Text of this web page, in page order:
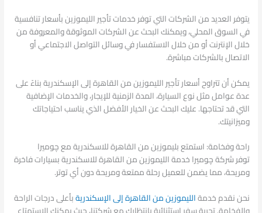
يتوفر العديد من الشركات التي توفر خدمات تأجير الليموزين بأسعار تنافسية
في السوق المحلي، ويمكنك البحث عن الشركات الموثوقة والمعروفة من
خلال الإنترنت أو من خلال الاستفسار في وسائل التواصل الاجتماعي أو
الاتصال بالشركات مباشرة.
يمكن أن تتراوح أسعار تأجير الليموزين من القاهرة إلى الإسكندرية بناءً على
عدة عوامل مثل نوع السيارة، المدة الزمنية للإيجار، والخدمات الإضافية
التي قد تحتاجها. عليك البحث عن الخيار الأفضل الذي يناسب احتياجاتك
وميزانيتك.
راحة وفخامة: استمتع بليموزين من القاهرة للاسكندرية مع چوميرا
توفر شركة چوميرا خدمة الليموزين من القاهرة للاسكندرية بسيارات فاخرة
ومريحة، مما يضمن للعميل رحلة ممتعة ومريحة دون أي توتر.
نحن نقدم خدمةالليموزين من القاهرة إلى الإسكندريةبأعلى درجات الراحة